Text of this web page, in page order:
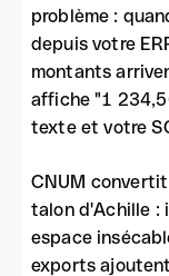
problème :
depuis votre
montants
affiche "1
texte et votre
CNUM
talon d'Achille :
espace
exports